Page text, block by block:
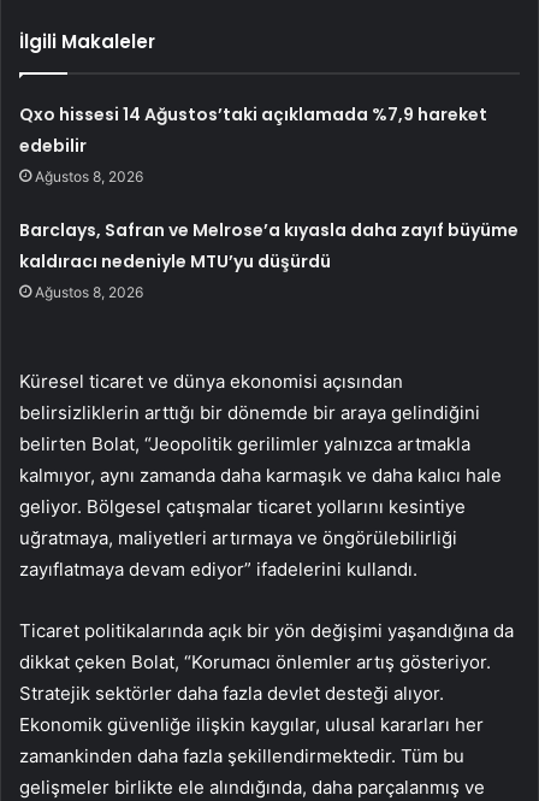
İlgili Makaleler
Qxo hissesi 14 Ağustos’taki açıklamada %7,9 hareket
edebilir
Ağustos 8, 2026
Barclays, Safran ve Melrose’a kıyasla daha zayıf büyüme
kaldıracı nedeniyle MTU’yu düşürdü
Ağustos 8, 2026
Küresel ticaret ve dünya ekonomisi açısından
belirsizliklerin arttığı bir dönemde bir araya gelindiğini
belirten Bolat, “Jeopolitik gerilimler yalnızca artmakla
kalmıyor, aynı zamanda daha karmaşık ve daha kalıcı hale
geliyor. Bölgesel çatışmalar ticaret yollarını kesintiye
uğratmaya, maliyetleri artırmaya ve öngörülebilirliği
zayıflatmaya devam ediyor” ifadelerini kullandı.
Ticaret politikalarında açık bir yön değişimi yaşandığına da
dikkat çeken Bolat, “Korumacı önlemler artış gösteriyor.
Stratejik sektörler daha fazla devlet desteği alıyor.
Ekonomik güvenliğe ilişkin kaygılar, ulusal kararları her
zamankinden daha fazla şekillendirmektedir. Tüm bu
gelişmeler birlikte ele alındığında, daha parçalanmış ve